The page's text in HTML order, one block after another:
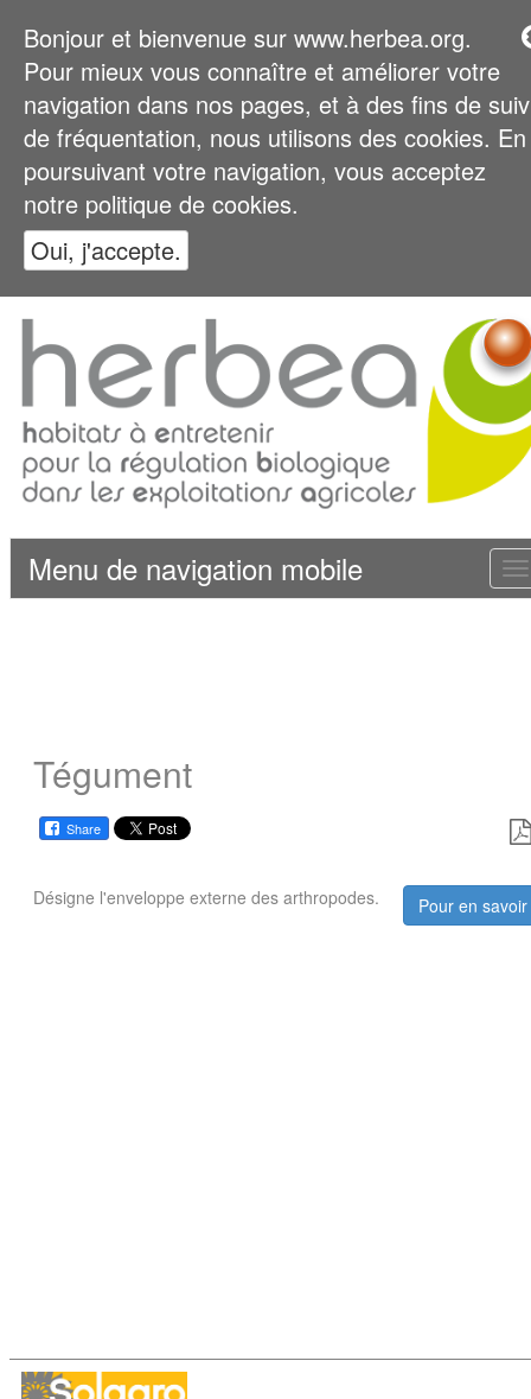
Bonjour et bienvenue sur www.herbea.org.
Pour mieux vous connaître et améliorer votre
navigation dans nos pages, et à des fins de
de fréquentation, nous utilisons des cookies. En
poursuivant votre navigation, vous acceptez
notre politique de cookies.
Oui, j'accepte.
Menu de navigation mobile
Tégument
Share
Désigne l'enveloppe externe des arthropodes. Pour en